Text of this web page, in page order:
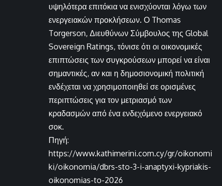
υψηλότερα επιτόκια να ενισχύονται λόγω των
ενεργειακών προκλήσεων. Ο Thomas
Torgerson, Διευθύνων Σύμβουλος της Global
Sovereign Ratings, τόνισε ότι οι οικονομικές
επιπτώσεις των συγκρούσεων μπορεί να είναι
σημαντικές, αν και η δημοσιονομική πολιτική
ενδέχεται να χρησιμοποιηθεί σε ορισμένες
περιπτώσεις για τον μετριασμό των
κραδασμών από ένα ενδεχόμενο ενεργειακό
σοκ.
Πηγή:
https://www.kathimerini.com.cy/gr/oikonomi
ki/oikonomia/dbrs-sto-3-i-anaptyxi-kypriakis-
oikonomias-to-2026